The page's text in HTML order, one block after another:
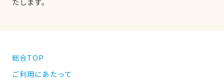
総合TOP
ご利用にあたって